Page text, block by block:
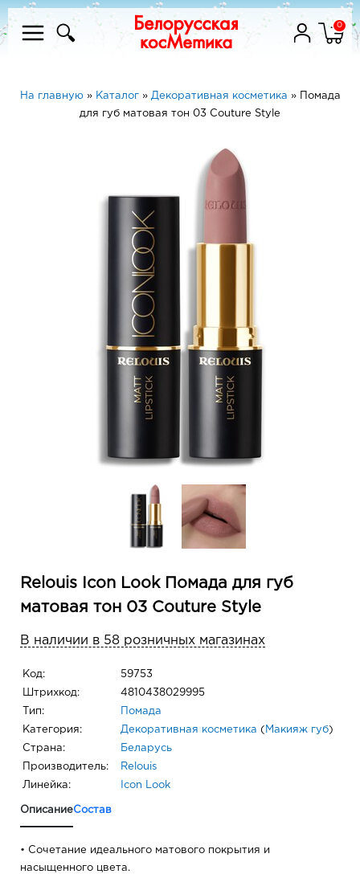
0
На главную» Каталог» Декоративная косметика »
Помада
для губ матовая тон 03 Couture Style
Relouis Icon Look Помада для губ
матовая тон 03 Couture Style
В наличии в 58 розничных магазинах
Код: 59753
Штрихкод: 4810438029995
Тип: Помада
Категория: Декоративная косметика ( Макияж губ)
Страна: Беларусь
Производитель: Relouis
Линейка: Icon Look
ОписаниеСостав
• Сочетание идеального матового покрытия и
насыщенного цвета.